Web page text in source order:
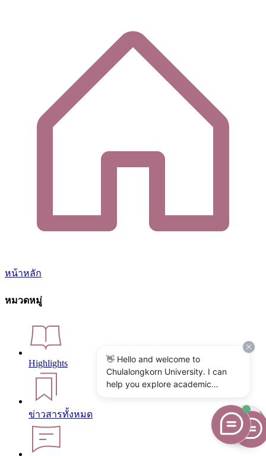
หน้าหลัก
หมวดหมู่
Highlights
ข่าวสารทั้งหมด
👋 Hello and welcome to
Chulalongkorn University. I can
help you explore academic